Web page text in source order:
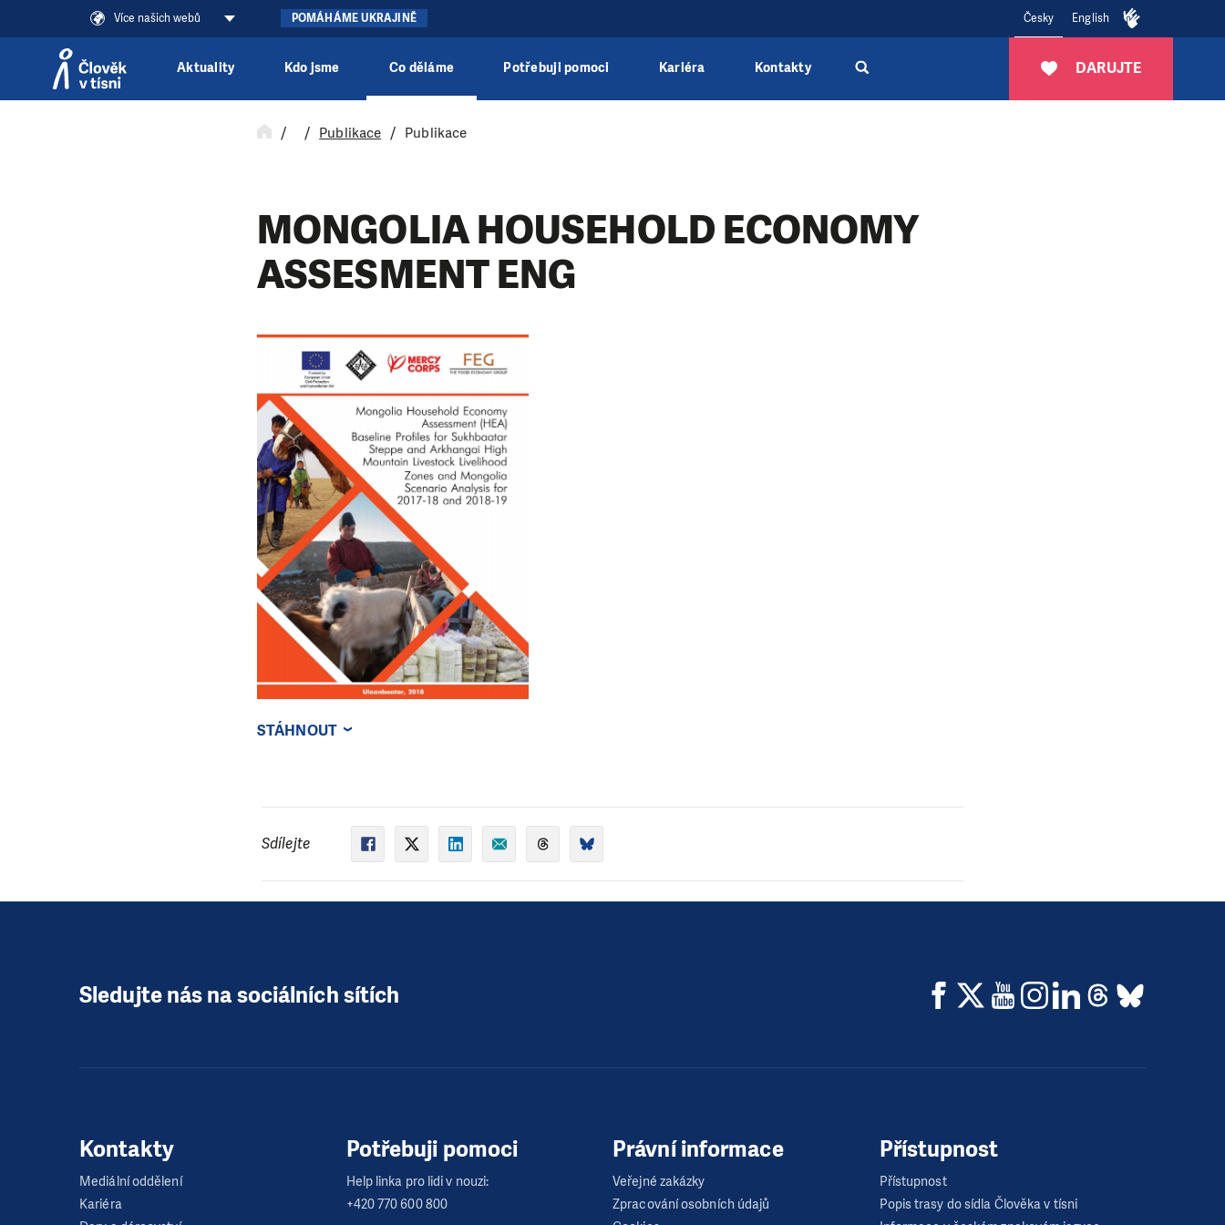
Více našich webů POMÁHÁME UKRAJINĚ Česky English
DARUJTE
Aktuality Kdo jsme Co děláme Potřebuji pomoci Kariéra Kontakty
Publikace Publikace
MONGOLIA HOUSEHOLD ECONOMY
ASSESMENT ENG
STÁHNOUT
Sdílejte
Sledujte nás na sociálních sítích
Kontakty
Mediální oddělení
Kariéra
Potřebuji pomoci
Help linka pro lidi v nouzi:
+420 770 600 800
Právní informace
Veřejné zakázky
Zpracování osobních údajů
Přístupnost
Přístupnost
Popis trasy do sídla Člověka v tísni